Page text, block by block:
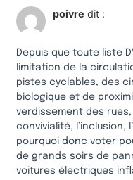
poivre dit :
Depuis que toute liste
limitation de la
pistes cyclables, des
biologique et de
verdissement des
convivialité, l’inclusion,
pourquoi donc voter
de grands soirs de
voitures électriques